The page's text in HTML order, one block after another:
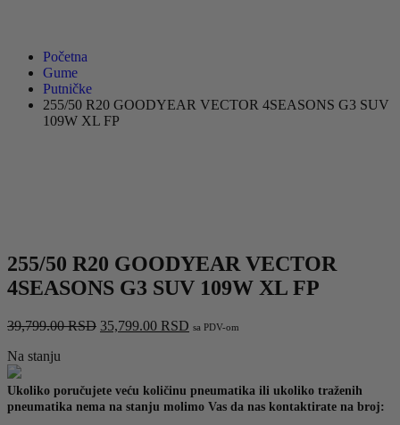
Početna
Gume
Putničke
255/50 R20 GOODYEAR VECTOR 4SEASONS G3 SUV
109W XL FP
255/50 R20 GOODYEAR VECTOR
4SEASONS G3 SUV 109W XL FP
39,799.00RSD Originalna
39,799.00 RSD.
35,799.00 RSD Trenutna
sa PDV-om
Na stanju
Ukoliko poručujete veću količinu pneumatika ili ukoliko traženih
pneumatika nema na stanju molimo Vas da nas kontaktirate na broj: